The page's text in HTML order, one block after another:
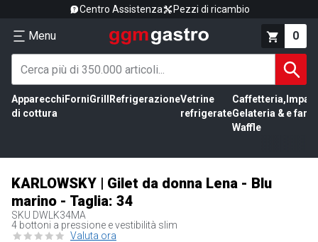
Centro Assistenza Pezzi di ricambio
Menu 0
Apparecchi
di cottura
ForniGrill RefrigerazioneVetrine
refrigerate
Caffetteria,
Gelateria &
Waffle
e
KARLOWSKY | Gilet da donna Lena - Blu
marino - Taglia: 34
SKU DWLK34MA
4 bottoni a pressione e vestibilità slim
Valuta ora